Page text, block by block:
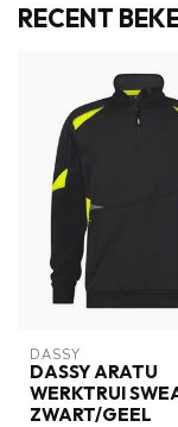
RECENT
DASSY
DASSY ARATU
WERKTRUI
ZWART/GEEL